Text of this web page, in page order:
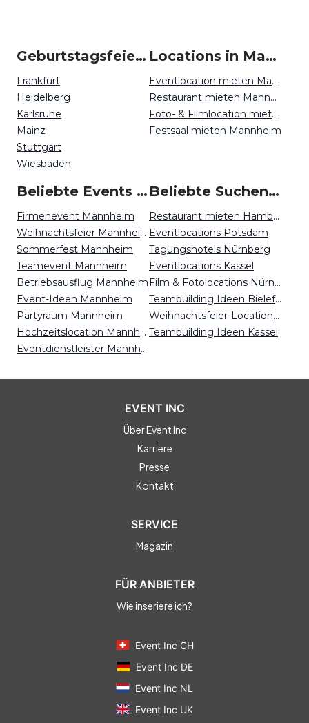
Geburtstagsfeiern um Mannheim
Frankfurt
Heidelberg
Karlsruhe
Mainz
Stuttgart
Wiesbaden
Locations in Mannheim mieten
Eventlocation mieten Mannheim
Restaurant mieten Mannheim
Foto- & Filmlocation mieten Mannheim
Festsaal mieten Mannheim
Beliebte Events in Mannheim
Firmenevent Mannheim
Weihnachtsfeier Mannheim
Sommerfest Mannheim
Teamevent Mannheim
Betriebsausflug Mannheim
Event-Ideen Mannheim
Partyraum Mannheim
Hochzeitslocation Mannheim
Eventdienstleister Mannheim
Beliebte Suchen auf Event Inc
Restaurant mieten Hamburg
Eventlocations Potsdam
Tagungshotels Nürnberg
Eventlocations Kassel
Film & Fotolocations Nürnberg
Teambuilding Ideen Bielefeld
Weihnachtsfeier-Locations Köln
Teambuilding Ideen Kassel
EVENT INC
Über Event Inc
Karriere
Presse
Kontakt
SERVICE
Magazin
FÜR ANBIETER
Wie inseriere ich?
Event Inc CH
Event Inc DE
Event Inc NL
Event Inc UK